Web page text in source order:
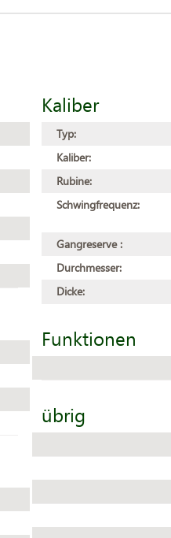
Kaliber
Typ:
Kaliber:
Rubine:
Schwingfrequenz:
Gangreserve :
Durchmesser:
Dicke:
Funktionen
übrig